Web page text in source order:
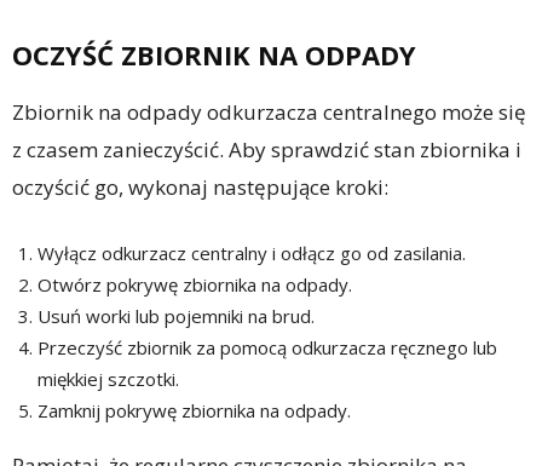
OCZYŚĆ ZBIORNIK NA ODPADY
Zbiornik na odpady odkurzacza centralnego może się
z czasem zanieczyścić. Aby sprawdzić stan zbiornika i
oczyścić go, wykonaj następujące kroki:
Wyłącz odkurzacz centralny i odłącz go od zasilania.
Otwórz pokrywę zbiornika na odpady.
Usuń worki lub pojemniki na brud.
Przeczyść zbiornik za pomocą odkurzacza ręcznego lub
miękkiej szczotki.
Zamknij pokrywę zbiornika na odpady.